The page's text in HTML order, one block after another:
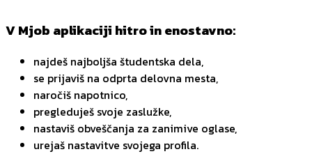
V Mjob aplikaciji hitro in enostavno:
najdeš najboljša študentska dela,
se prijaviš na odprta delovna mesta,
naročiš napotnico,
pregleduješ svoje zaslužke,
nastaviš obveščanja za zanimive oglase,
urejaš nastavitve svojega profila.